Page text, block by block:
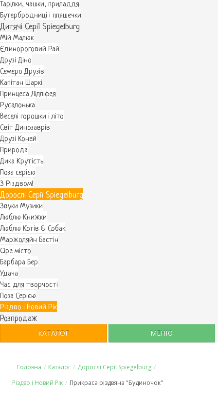
Тарілки, чашки, приладдя
Бутербродниці і пляшечки
Дитячі Серії Spiegelburg
Мій Малюк
Єдинороговий Рай
Друзі Діно
Семеро Друзів
Капітан Шаркі
Принцеса Лілліфея
Русалонька
Веселі горошки і літо
Світ Динозаврів
Друзі Коней
Природа
Дика Крутість
Поза серією
З Різдвом!
Дорослі Серії Spiegelburg
Звуки Музики
Люблю Книжки
Люблю Котів & Собак
Маржоляйн Бастін
Cіре місто
Барбара Бер
Удача
Час для творчості
Поза Серією
Різдво і Новий Рік
Розпродаж
КАТАЛОГ
МЕНЮ
Головна / Каталог / Дорослі Серії Spiegelburg /
Різдво і Новий Рік / Прикраса різдвяна "Будиночок"